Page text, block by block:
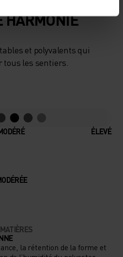
HARMONIE
et polyvalents qui
les sentiers.
ÉLEVÉ
la rétention de la forme et